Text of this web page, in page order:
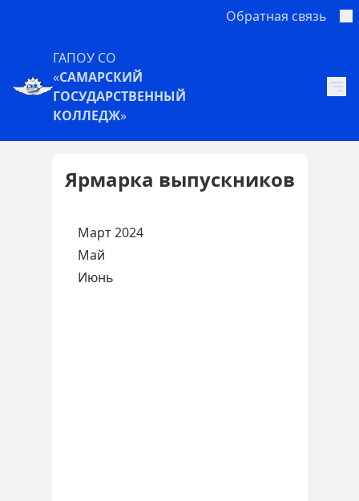
Обратная связь
ГАПОУ СО
«САМАРСКИЙ
ГОСУДАРСТВЕННЫЙ
КОЛЛЕДЖ»
Ярмарка выпускников
Март 2024
Май
Июнь